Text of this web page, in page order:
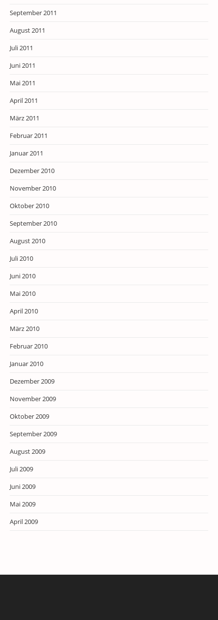
September 2011
August 2011
Juli 2011
Juni 2011
Mai 2011
April 2011
März 2011
Februar 2011
Januar 2011
Dezember 2010
November 2010
Oktober 2010
September 2010
August 2010
Juli 2010
Juni 2010
Mai 2010
April 2010
März 2010
Februar 2010
Januar 2010
Dezember 2009
November 2009
Oktober 2009
September 2009
August 2009
Juli 2009
Juni 2009
Mai 2009
April 2009